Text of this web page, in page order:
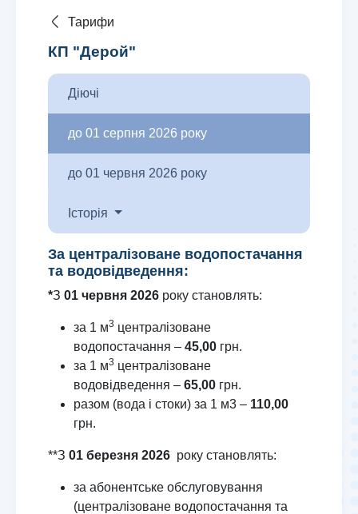
Тарифи
КП "Дерой"
Діючі
до 01 серпня 2026 року
до 01 червня 2026 року
Історія
За централізоване водопостачання
та водовідведення:
*З 01 червня 2026 року становлять:
за 1 м3 централізоване
водопостачання – 45,00 грн.
за 1 м3 централізоване
водовідведення – 65,00 грн.
разом (вода і стоки) за 1 м3 – 110,00
грн.
**З 01 березня 2026 року становлять:
за абонентське обслуговування
(централізоване водопостачання та